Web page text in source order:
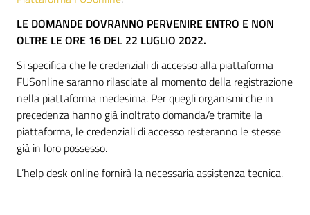
LE DOMANDE DOVRANNO PERVENIRE ENTRO E NON
OLTRE LE ORE 16 DEL 22 LUGLIO 2022.
Si specifica che le credenziali di accesso alla piattaforma
FUSonline saranno rilasciate al momento della registrazione
nella piattaforma medesima. Per quegli organismi che in
precedenza hanno già inoltrato domanda/e tramite la
piattaforma, le credenziali di accesso resteranno le stesse
già in loro possesso.
L’help desk online fornirà la necessaria assistenza tecnica.